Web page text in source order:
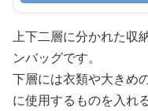
上下二層に分かれた収
ンバッグです。
下層には衣類や大きめ
に使用するものを入れ